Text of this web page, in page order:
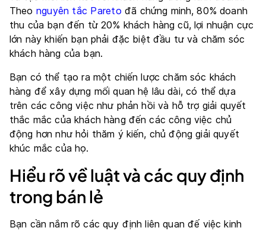
Theo nguyên tắc Pareto đã chứng minh, 80% doanh
thu của bạn đến từ 20% khách hàng cũ, lợi nhuận cực
lớn này khiến bạn phải đặc biệt đầu tư và chăm sóc
khách hàng của bạn.
Bạn có thể tạo ra một chiến lược chăm sóc khách
hàng để xây dựng mối quan hệ lâu dài, có thể dựa
trên các công việc như phản hồi và hỗ trợ giải quyết
thắc mắc của khách hàng đến các công việc chủ
động hơn như hỏi thăm ý kiến, chủ động giải quyết
khúc mắc của họ.
Hiểu rõ về luật và các quy định
trong bán lẻ
Bạn cần nắm rõ các quy định liên quan đế việc kinh